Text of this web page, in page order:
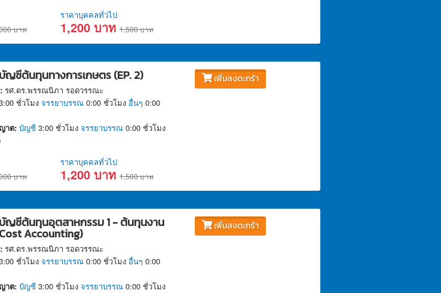
บาท
ราคาบุคคลทั่วไป
1,200 บาท1,500 บาท
ญชีต้นทุนทางการเกษตร (EP. 2)
รศ.ดร.พรรณนิภา รอดวรรณะ
ชั่วโมงจรรยาบรรณ 0:00 ชั่วโมง อื่นๆ 0:00
าต: บัญชี 3:00 ชั่วโมงจรรยาบรรณ 0:00 ชั่วโมง
บาท
ราคาบุคคลทั่วไป
1,200 บาท1,500 บาท
เพิ่มลงตะกร้า
บัญชีต้นทุนอุตสาหกรรม 1 - ต้นทุนงาน
Accounting)
รศ.ดร.พรรณนิภา รอดวรรณะ
ชั่วโมงจรรยาบรรณ 0:00 ชั่วโมง อื่นๆ 0:00
าต: บัญชี 3:00 ชั่วโมงจรรยาบรรณ 0:00 ชั่วโมง
เพิ่มลงตะกร้า